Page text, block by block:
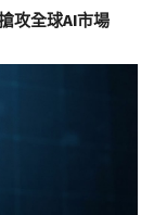
攻全球AI市場